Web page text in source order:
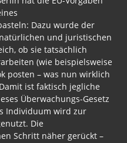
Dazu wurde der
und juristischen
ob sie tatsächlich
(wie beispielsweise
posten – was nun wirklich
ist faktisch jegliche
Überwachungs-Gesetz
Individuum wird zur
Die
Schritt näher gerückt –